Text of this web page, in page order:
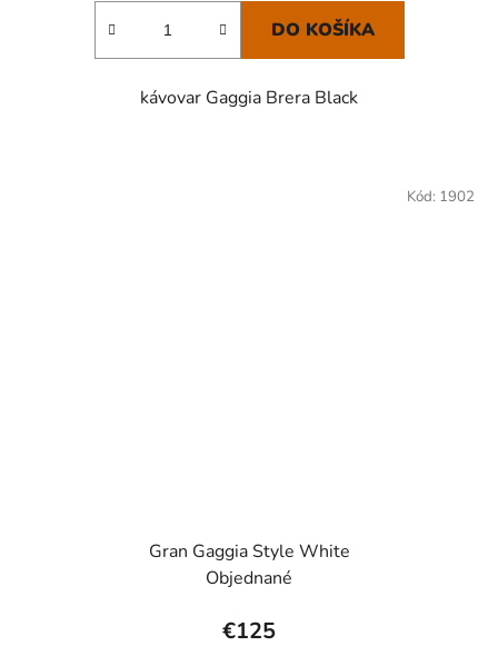
DO KOŠÍKA
kávovar Gaggia Brera Black
Gran Gaggia Style White
Objednané
€125
Kód: 1902